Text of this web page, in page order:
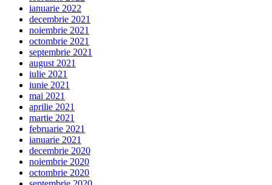
ianuarie 2022
decembrie 2021
noiembrie 2021
octombrie 2021
septembrie 2021
august 2021
iulie 2021
iunie 2021
mai 2021
aprilie 2021
martie 2021
februarie 2021
ianuarie 2021
decembrie 2020
noiembrie 2020
octombrie 2020